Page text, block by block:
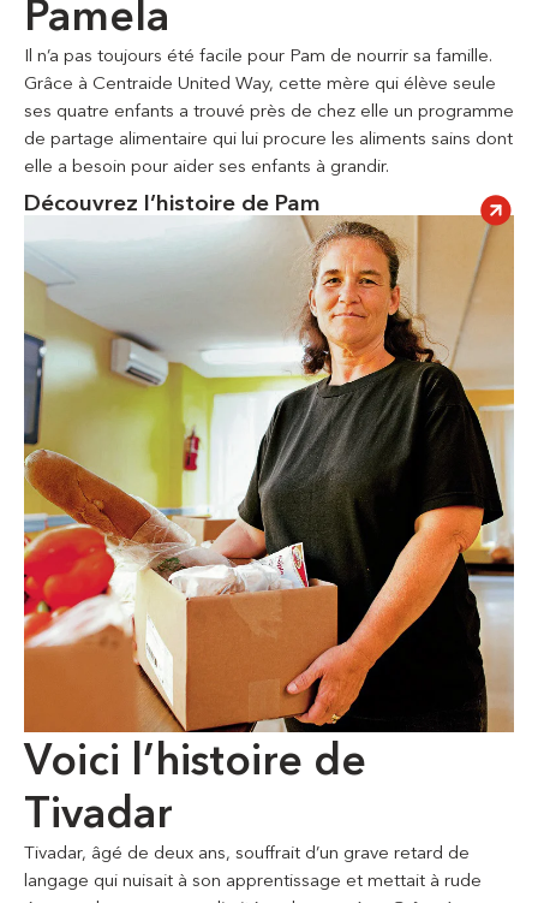
Pamela
Il n’a pas toujours été facile pour Pam de nourrir sa famille.
Grâce à Centraide United Way, cette mère qui élève seule
ses quatre enfants a trouvé près de chez elle un programme
de partage alimentaire qui lui procure les aliments sains dont
elle a besoin pour aider ses enfants à grandir.
Découvrez l’histoire de Pam
Voici l’histoire de
Tivadar
Tivadar, âgé de deux ans, souffrait d’un grave retard de
langage qui nuisait à son apprentissage et mettait à rude